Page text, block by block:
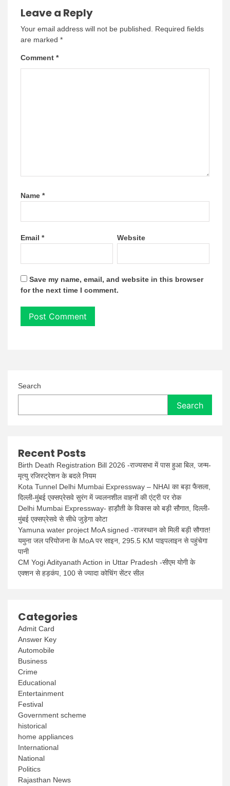
Leave a Reply
Your email address will not be published.
Required fields
are marked *
Comment *
Name *
Email * Website
Save my name, email, and website in this browser
for the next time I comment.
Search
Search
Recent Posts
Birth Death Registration Bill 2026 -राज्यसभा में पास हुआ बिल, जन्म-
मृत्यु रजिस्ट्रेशन के बदले नियम
Kota Tunnel Delhi Mumbai Expressway – NHAI का बड़ा फैसला,
दिल्ली-मुंबई एक्सप्रेसवे सुरंग में ज्वलनशील वाहनों की एंट्री पर रोक
Delhi Mumbai Expressway- हाड़ौती के विकास को बड़ी सौगात, दिल्ली-
मुंबई एक्सप्रेसवे से सीधे जुड़ेगा कोटा
Yamuna water project MoA signed -राजस्थान को मिली बड़ी सौगात!
यमुना जल परियोजना के MoA पर साइन, 295.5 KM पाइपलाइन से पहुंचेगा
पानी
CM Yogi Adityanath Action in Uttar Pradesh -सीएम योगी के
एक्शन से हड़कंप, 100 से ज्यादा कोचिंग सेंटर सील
Categories
Admit Card
Answer Key
Automobile
Business
Crime
Educational
Entertainment
Festival
Government scheme
historical
home appliances
International
National
Politics
Rajasthan News